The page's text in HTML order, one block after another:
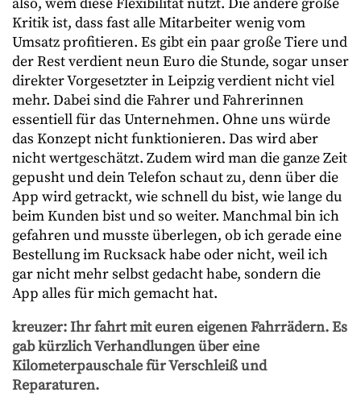
Kritik ist, dass fast alle Mitarbeiter wenig vom
Umsatz profitieren. Es gibt ein paar große Tiere und
der Rest verdient neun Euro die Stunde, sogar unser
direkter Vorgesetzter in Leipzig verdient nicht viel
mehr. Dabei sind die Fahrer und Fahrerinnen
essentiell für das Unternehmen. Ohne uns würde
das Konzept nicht funktionieren. Das wird aber
nicht wertgeschätzt. Zudem wird man die ganze Zeit
gepusht und dein Telefon schaut zu, denn über die
App wird getrackt, wie schnell du bist, wie lange du
beim Kunden bist und so weiter. Manchmal bin ich
gefahren und musste überlegen, ob ich gerade eine
Bestellung im Rucksack habe oder nicht, weil ich
gar nicht mehr selbst gedacht habe, sondern die
App alles für mich gemacht hat.
kreuzer: Ihr fahrt mit euren eigenen Fahrrädern. Es
gab kürzlich Verhandlungen über eine
Kilometerpauschale für Verschleiß und
Reparaturen.